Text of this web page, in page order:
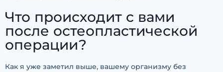
Что происходит с вами
после остеопластической
операции?
Как я уже заметил выше, вашему организму без